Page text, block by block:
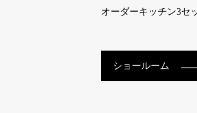
オーダーキッチン3セ
ショールーム